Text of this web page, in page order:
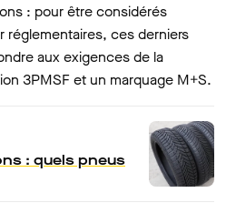
: pour être considérés
réglementaires, ces derniers
aux exigences de la
3PMSF et un marquage M+S.
: quels pneus